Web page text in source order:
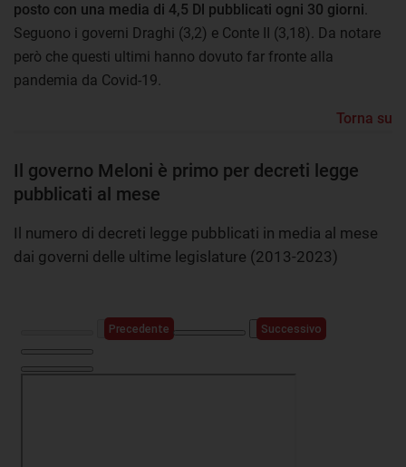
posto con una media di 4,5 Dl pubblicati ogni 30 giorni.
Seguono i governi Draghi (3,2) e Conte II (3,18). Da notare
però che questi ultimi hanno dovuto far fronte alla
pandemia da Covid-19.
Torna su
Il governo Meloni è primo per decreti legge
pubblicati al mese
Il numero di decreti legge pubblicati in media al mese
dai governi delle ultime legislature (2013-2023)